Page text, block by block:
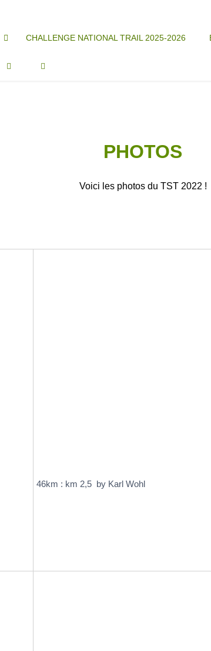
CHALLENGE NATIONAL TRAIL 2025-2026
PHOTOS
Voici les photos du TST 2022 !
46km : km 2,5 by Karl Wohl